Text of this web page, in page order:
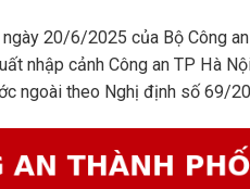
20/6/2025 của Bộ Công
nhập cảnh Công an TP Hà
ngoài theo Nghị định số 69/